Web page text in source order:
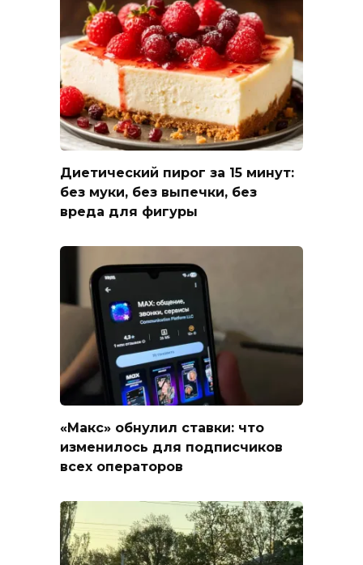
Диетический пирог за 15 минут:
без муки, без выпечки, без
вреда для фигуры
«Макс» обнулил ставки: что
изменилось для подписчиков
всех операторов